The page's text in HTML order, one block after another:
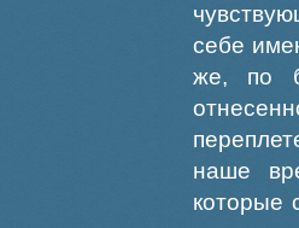
себе
же, по
наше
которые